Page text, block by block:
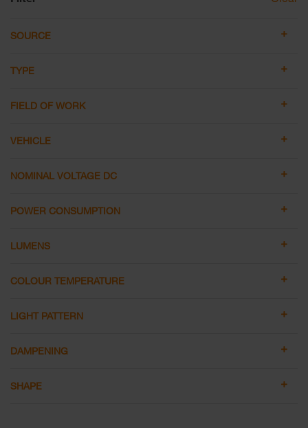
SOURCE
TYPE
FIELD OF WORK
VEHICLE
NOMINAL VOLTAGE DC
POWER CONSUMPTION
LUMENS
COLOUR TEMPERATURE
LIGHT PATTERN
DAMPENING
SHAPE